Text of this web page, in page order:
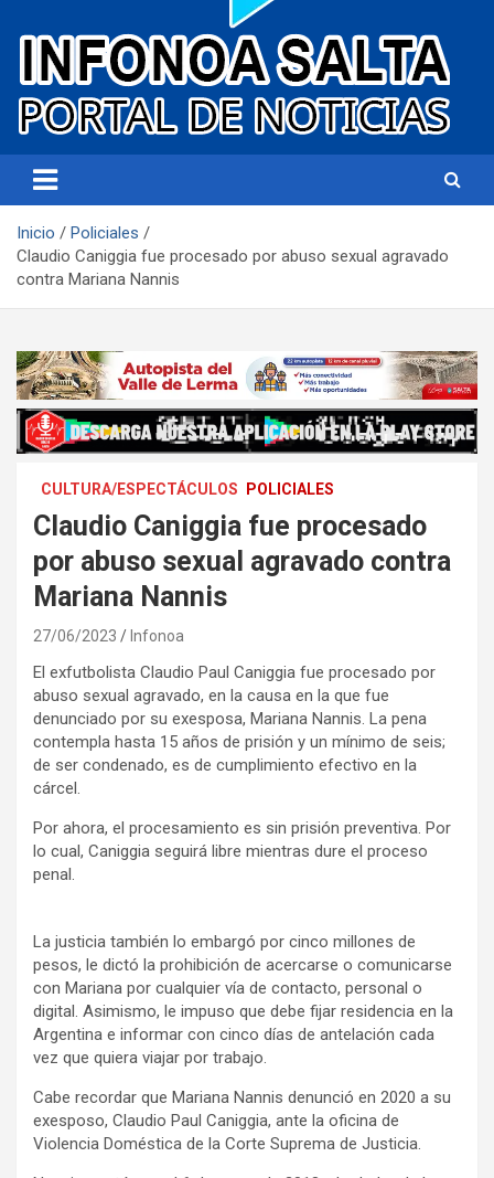
Infonoa Salta
Inicio
Policiales
Claudio Caniggia fue procesado por abuso sexual agravado
contra Mariana Nannis
CULTURA/ESPECTÁCULOS POLICIALES
Claudio Caniggia fue procesado
por abuso sexual agravado contra
Mariana Nannis
27/06/2023 Infonoa
El exfutbolista Claudio Paul Caniggia fue procesado por
abuso sexual agravado, en la causa en la que fue
denunciado por su exesposa, Mariana Nannis. La pena
contempla hasta 15 años de prisión y un mínimo de seis;
de ser condenado, es de cumplimiento efectivo en la
cárcel.
Por ahora, el procesamiento es sin prisión preventiva. Por
lo cual, Caniggia seguirá libre mientras dure el proceso
penal.
La justicia también lo embargó por cinco millones de
pesos, le dictó la prohibición de acercarse o comunicarse
con Mariana por cualquier vía de contacto, personal o
digital. Asimismo, le impuso que debe fijar residencia en la
Argentina e informar con cinco días de antelación cada
vez que quiera viajar por trabajo.
Cabe recordar que Mariana Nannis denunció en 2020 a su
exesposo, Claudio Paul Caniggia, ante la oficina de
Violencia Doméstica de la Corte Suprema de Justicia.